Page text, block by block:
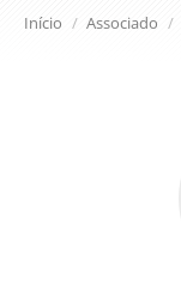
Você está aqui:
Início Associado